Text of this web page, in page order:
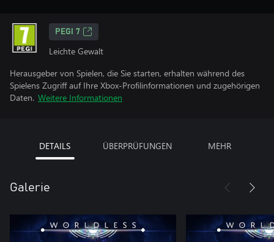
PEGI 7
Leichte Gewalt
Herausgeber von Spielen, die Sie starten, erhalten während des
Spielens Zugriff auf Ihre Xbox-Profilinformationen und zugehörigen
Daten. Weitere Informationen
DETAILS ÜBERPRÜFUNGEN MEHR
Galerie